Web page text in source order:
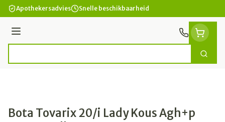
Ga naar de inhoud
Apothekersadvies Snelle beschikbaarheid
Menu
Zoek
Bota Tovarix 20/i Lady Kous Agh+p